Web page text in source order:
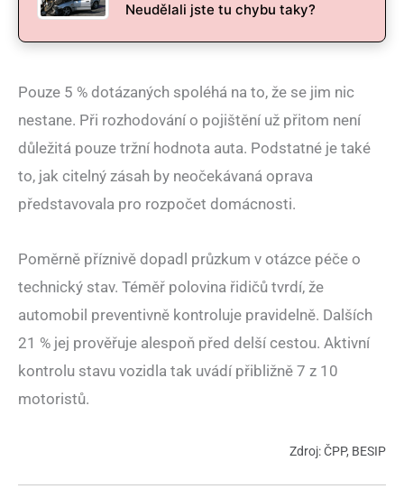
Neudělali jste tu chybu taky?
Pouze 5 % dotázaných spoléhá na to, že se jim nic
nestane. Při rozhodování o pojištění už přitom není
důležitá pouze tržní hodnota auta. Podstatné je také
to, jak citelný zásah by neočekávaná oprava
představovala pro rozpočet domácnosti.
Poměrně příznivě dopadl průzkum v otázce péče o
technický stav. Téměř polovina řidičů tvrdí, že
automobil preventivně kontroluje pravidelně. Dalších
21 % jej prověřuje alespoň před delší cestou. Aktivní
kontrolu stavu vozidla tak uvádí přibližně 7 z 10
motoristů.
Zdroj: ČPP, BESIP